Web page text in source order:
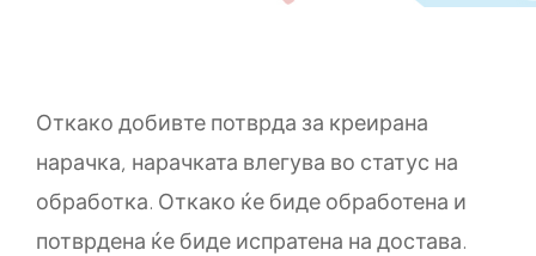
Откако добивте потврда за креирана
нарачка, нарачката влегува во статус на
обработка. Откако ќе биде обработена и
потврдена ќе биде испратена на достава.